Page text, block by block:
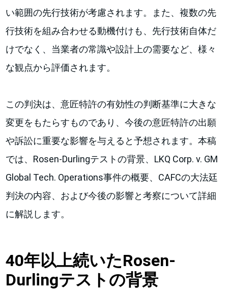
い範囲の先行技術が考慮されます。また、複数の先
行技術を組み合わせる動機付けも、先行技術自体だ
けでなく、当業者の常識や設計上の需要など、様々
な観点から評価されます。
この判決は、意匠特許の有効性の判断基準に大きな
変更をもたらすものであり、今後の意匠特許の出願
や訴訟に重要な影響を与えると予想されます。本稿
では、Rosen-Durlingテストの背景、LKQ Corp. v. GM
Global Tech. Operations事件の概要、CAFCの大法廷
判決の内容、および今後の影響と考察について詳細
に解説します。
40年以上続いたRosen-
Durlingテストの背景